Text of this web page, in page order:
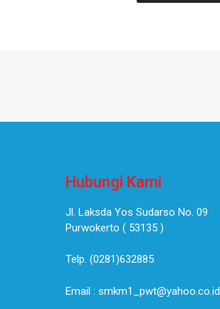
Hubungi Kami
Jl. Laksda Yos Sudarso No. 09
Purwokerto ( 53135 )​
Telp. (0281)632885
Email : smkm1_pwt@yahoo.co.id